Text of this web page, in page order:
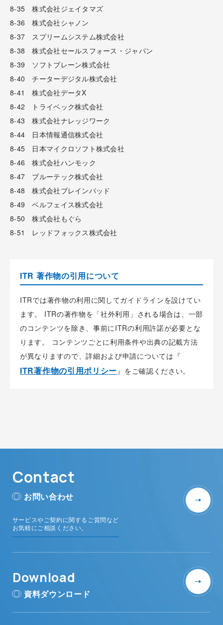
8-35 株式会社ジェイタマズ
8-36 株式会社シャノン
8-37 スプリームシステム株式会社
8-38 株式会社セールスフォース・ジャパン
8-39 ソフトブレーン株式会社
8-40 チーターデジタル株式会社
8-41 株式会社データX
8-42 トライベック株式会社
8-43 株式会社ナレッジワーク
8-44 日本情報通信株式会社
8-45 日本マイクロソフト株式会社
8-46 株式会社ハンモック
8-47 ブルーテック株式会社
8-48 株式会社ブレインパッド
8-49 ベルフェイス株式会社
8-50 株式会社もぐら
8-51 レッドフォックス株式会社
ITR 著作物の引用について
ITRでは著作物の利用に関してガイドラインを設けてい
ます。 ITRの著作物を「社外利用」される場合は、一部
のコンテンツを除き、事前にITRの利用許諾が必要とな
ります。 コンテンツごとに利用条件や出典の記載方法
が異なりますので、詳細および申請については『
ITR著作物の引用ポリシー 』をご確認ください。
Contact
お問い合わせ
サービスやご契約に関するご質問など
お気軽にご相談ください。
Download
資料ダウンロード